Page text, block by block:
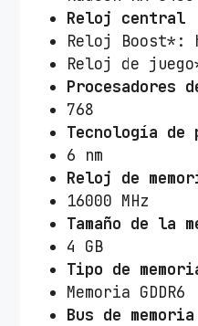
Reloj central
Reloj Boost*:
Reloj de
Procesadores
768
Tecnología de
6 nm
Reloj de
16000 MHz
Tamaño de la
4 GB
Tipo de
Memoria GDDR6
Bus de memoria